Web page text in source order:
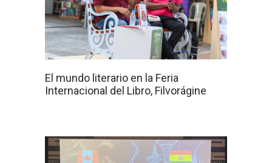
El mundo literario en la Feria
Internacional del Libro, Filvorágine